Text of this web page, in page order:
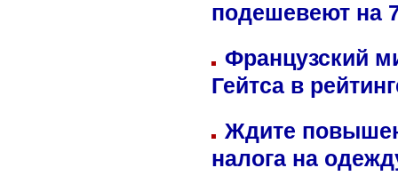
подешевеют на
Французский
Гейтса в
Ждите
налога на